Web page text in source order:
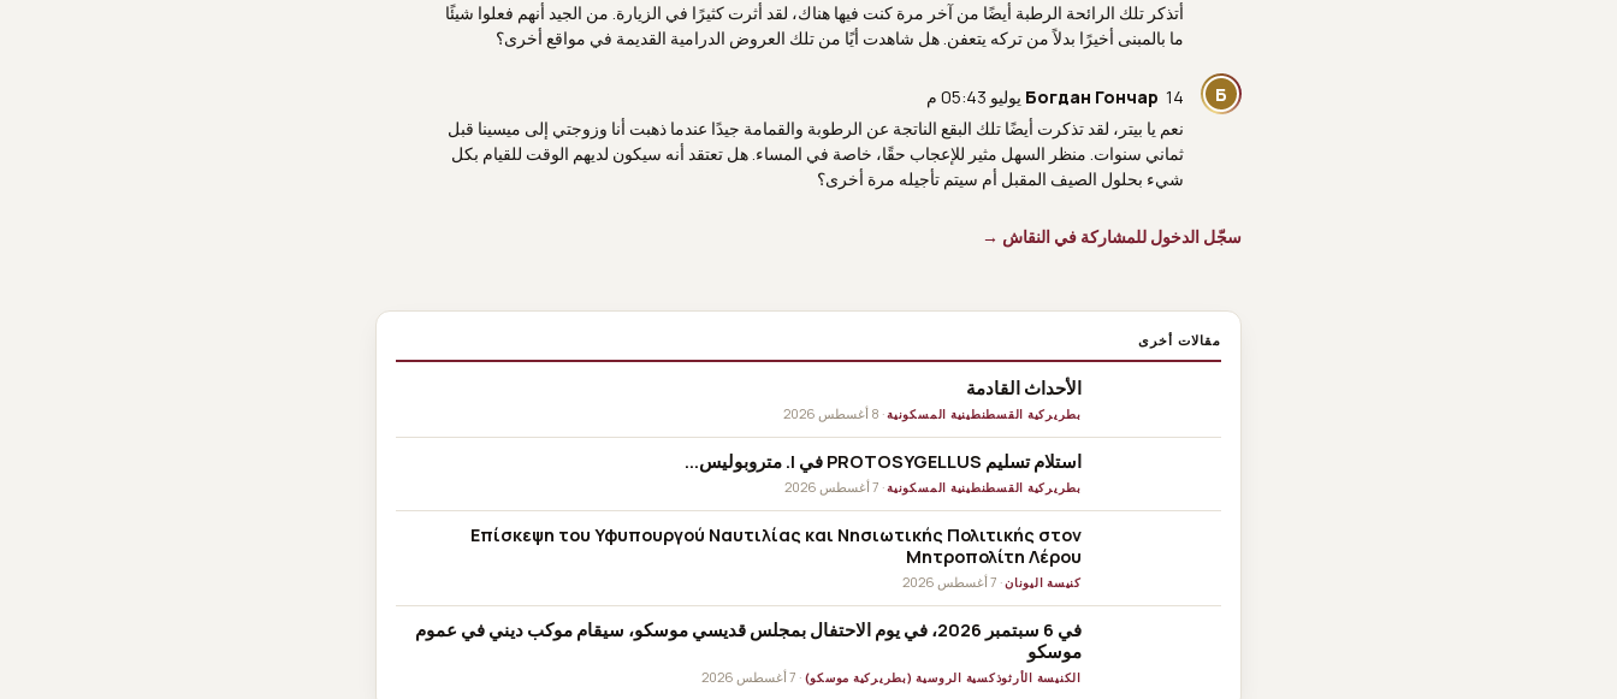
أتذكر تلك الرائحة الرطبة أيضًا من آخر مرة كنت فيها هناك، لقد أثرت كثيرًا في الزيارة. من الجيد أنهم فعلوا شيئًا
ما بالمبنى أخيرًا بدلاً من تركه يتعفن. هل شاهدت أيًا من تلك العروض الدرامية القديمة في مواقع أخرى؟
Б
Богдан Гончар 14 يوليو 05:43 م
نعم يا بيتر، لقد تذكرت أيضًا تلك البقع الناتجة عن الرطوبة والقمامة جيدًا عندما ذهبت أنا وزوجتي إلى ميسينا قبل
ثماني سنوات. منظر السهل مثير للإعجاب حقًا، خاصة في المساء. هل تعتقد أنه سيكون لديهم الوقت للقيام بكل
شيء بحلول الصيف المقبل أم سيتم تأجيله مرة أخرى؟
سجّل الدخول للمشاركة في النقاش →
مقالات أخرى
الأحداث القادمة
بطريركية القسطنطينية المسكونية· 8 أغسطس 2026
استلام تسليم PROTOSYGELLUS في I. متروبوليس...
بطريركية القسطنطينية المسكونية· 7 أغسطس 2026
Επίσκεψη του Υφυπουργού Ναυτιλίας και Νησιωτικής Πολιτικής στον
Μητροπολίτη Λέρου
كنيسة اليونان· 7 أغسطس 2026
في 6 سبتمبر 2026، في يوم الاحتفال بمجلس قديسي موسكو، سيقام موكب ديني في عموم
موسكو
الكنيسة الأرثوذكسية الروسية (بطريركية موسكو) · 7 أغسطس 2026